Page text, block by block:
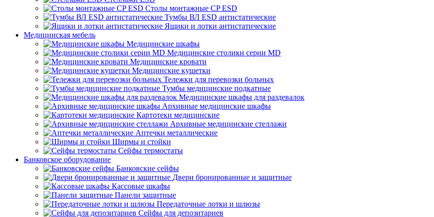
Столы монтажные CP ESD
Тумбы ВЛ ESD антистатические
Ящики и лотки антистатические
Медицинская мебель
Медицинские шкафы
Медицинские столики серии MD
Медицинские кровати
Медицинские кушетки
Тележки для перевозки больных
Тумбы медицинские подкатные
Медицинские шкафы для раздевалок
Архивные медицинские шкафы
Картотеки медицинские
Архивные медицинские стеллажи
Аптечки металлические
Ширмы и стойки
Сейфы термостаты
Банковское оборудование
Банковские сейфы
Двери бронированные и защитные
Кассовые шкафы
Панели защитные
Передаточные лотки и шлюзы
Сейфы для депозитариев